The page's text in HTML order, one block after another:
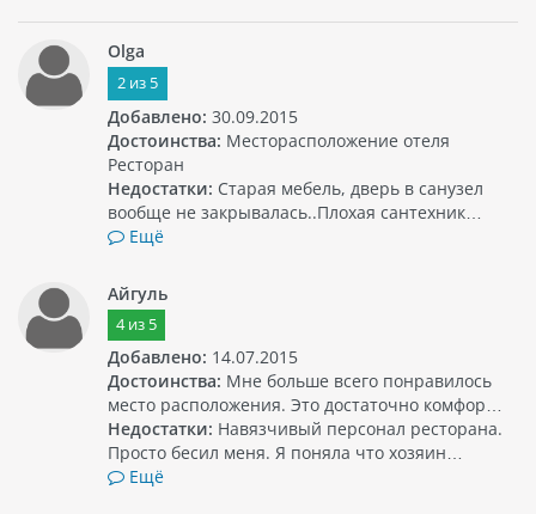
Olga
2из 5
Добавлено: 30.09.2015
Достоинства: Месторасположение отеля
Ресторан
Недостатки: Старая мебель, дверь в санузел
вообще не закрывалась..Плохая сантехник…
Ещё
Айгуль
4из 5
Добавлено: 14.07.2015
Достоинства: Мне больше всего понравилось
место расположения. Это достаточно комфор…
Недостатки: Навязчивый персонал ресторана.
Просто бесил меня. Я поняла что хозяин…
Ещё